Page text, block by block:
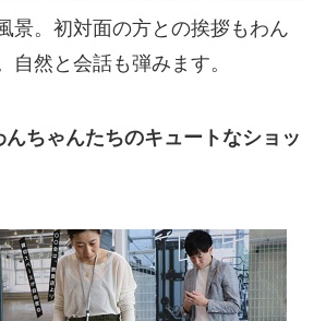
景。初対面の方との挨拶もわん
自然と会話も弾みます。
ちゃんたちのキュートなショッ